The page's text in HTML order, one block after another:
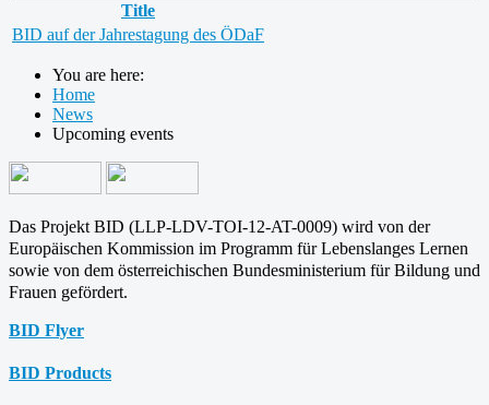
Title
BID auf der Jahrestagung des ÖDaF
You are here:
Home
News
Upcoming events
Das Projekt BID (LLP-LDV-TOI-12-AT-0009) wird von der
Europäischen Kommission im Programm fürLebenslanges Lernen
sowie von dem österreichischen Bundesministerium für Bildung und
Frauen gefördert.
BID Flyer
BID Products